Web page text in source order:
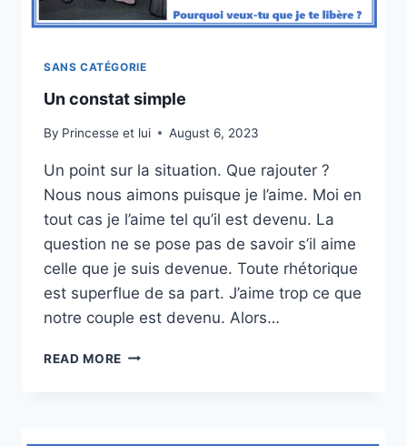
SANS CATÉGORIE
Un constat simple
By Princesse et lui August 6, 2023
Un point sur la situation. Que rajouter ?
Nous nous aimons puisque je l’aime. Moi en
tout cas je l’aime tel qu’il est devenu. La
question ne se pose pas de savoir s’il aime
celle que je suis devenue. Toute rhétorique
est superflue de sa part. J’aime trop ce que
notre couple est devenu. Alors…
READ MORE UN